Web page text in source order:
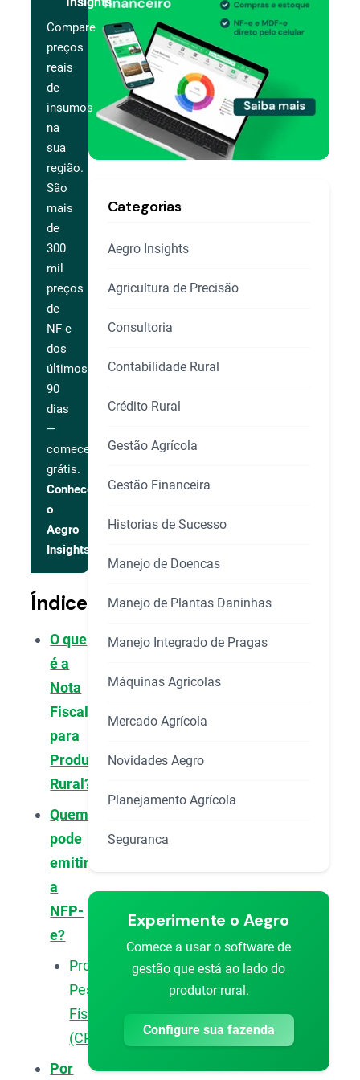
Compare
preços
reais
de
insumos
na
sua
região.
São
mais
de
300
mil
preços
de
NF-e
dos
últimos
90
dias
—
comece
grátis.
Conhecer
o
Aegro
Insights
Índice
O que
é a
Nota
Fiscal
para
Produtor
Rural?
Quem
pode
emitir
a
NFP-
e?
Produtor
Pessoa
Física
(CPF):
Por
Categorias
Aegro Insights
Agricultura de Precisão
Consultoria
Contabilidade Rural
Crédito Rural
Gestão Agrícola
Gestão Financeira
Historias de Sucesso
Manejo de Doencas
Manejo de Plantas Daninhas
Manejo Integrado de Pragas
Máquinas Agricolas
Mercado Agrícola
Novidades Aegro
Planejamento Agrícola
Seguranca
Experimente o Aegro
Comece a usar o software de
gestão que está ao lado do
produtor rural.
Configure sua fazenda